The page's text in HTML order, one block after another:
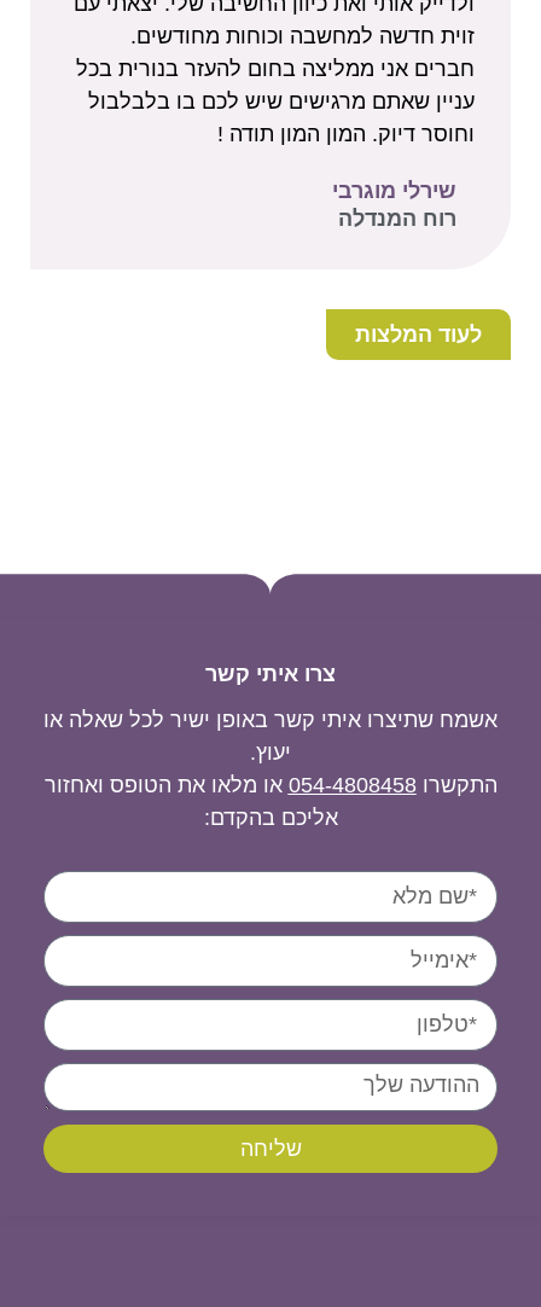
זוית חדשה למחשבה וכוחות מחודשים.
חברים אני ממליצה בחום להעזר בנורית בכל
עניין שאתם מרגישים שיש לכם בו בלבלבול
וחוסר דיוק. המון המון תודה !
שירלי מוגרבי
רוח המנדלה
לעוד המלצות
צרו איתי קשר
אשמח שתיצרו איתי קשר באופן ישיר לכל שאלה או
יעוץ.
התקשרו054-4808458 או מלאו את הטופס ואחזור
אליכם בהקדם:
שליחה